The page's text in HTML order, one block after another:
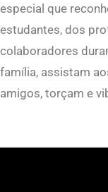
especial que
estudantes, dos
colaboradores
família, assistam
amigos, torçam e